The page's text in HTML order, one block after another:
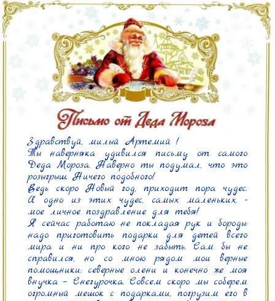
Здравствуй, милый Артемий !
Ты наверняка удивился письму от самого
Деда Мороза. Наверно ты подумал, что это
розыгрыш. Ничего подобного!
Ведь скоро Новый год, приходит пора чудес.
И одно из этих чудес, самых маленьких, -
мое личное поздравление для тебя!
Я сейчас работаю не покладая рук и бороды:
надо приготовить подарки для детей всего
мира и ни про кого не забыть. Сам бы не
справился, но со мною рядом мои верные
помощники: северные олени и конечно же моя
внучка – Снегурочка. Совсем скоро мы соберем
огромный мешок с подарками, погрузим его в